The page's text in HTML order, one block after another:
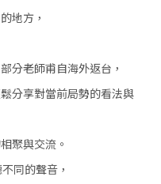
地方，
分老師甫自海外返台，
分享對當前局勢的看法與
聚與交流。
同的聲音，